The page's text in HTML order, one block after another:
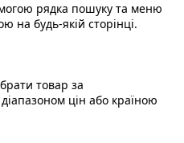
рядка пошуку та меню
на будь-якій сторінці.
товар за
цін або країною